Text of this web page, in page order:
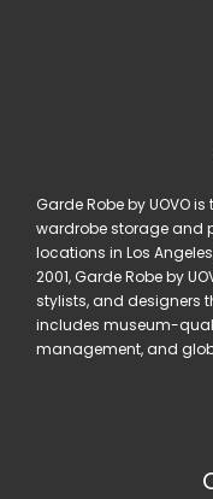
Garde Robe by UOVO
wardrobe storage and
locations in Los
2001, Garde Robe by
stylists, and designers
includes museum-
management, and